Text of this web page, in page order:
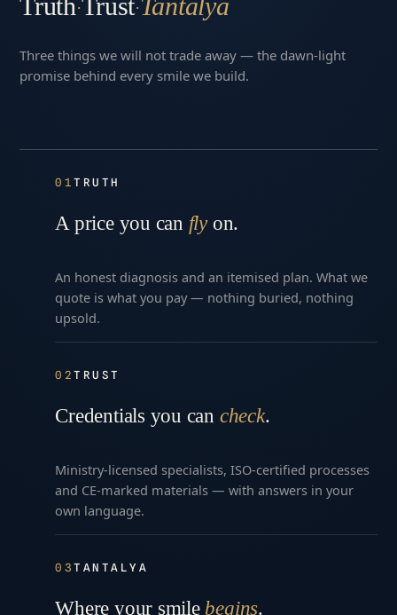
· ·
Three things we will not trade away — the dawn-light
promise behind every smile we build.
01TRUTH
A price you can flyon.
An honest diagnosis and an itemised plan. What we
quote is what you pay — nothing buried, nothing
upsold.
02TRUST
Credentials you can check.
Ministry-licensed specialists, ISO-certified processes
and CE-marked materials — with answers in your
own language.
03TANTALYA
Where your smile begins.